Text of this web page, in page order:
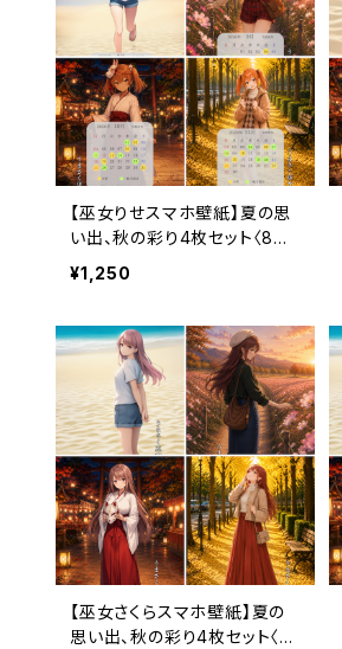
【巫女りせスマホ壁紙】夏の思
い出、秋の彩り4枚セット〈8〜1
1月カレンダー・3ヶ月利用コー
ド付き〉
¥1,250
【巫女さくらスマホ壁紙】夏の
思い出、秋の彩り4枚セット〈カ